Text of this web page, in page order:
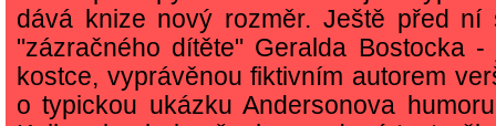
dává knize nový rozměr. Ještě před ní
"zázračného dítěte" Geralda Bostocka
kostce, vyprávěnou fiktivním autorem
o typickou ukázku Andersonova